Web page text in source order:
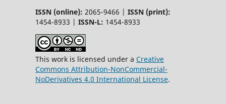
ISSN (online): 2065-9466 | ISSN (print):
1454-8933 | ISSN-L: 1454-8933
This work is licensed under a Creative
Commons Attribution-NonCommercial-
NoDerivatives 4.0 International License.